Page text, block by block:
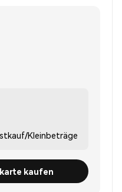
Kleinbeträge
kaufen